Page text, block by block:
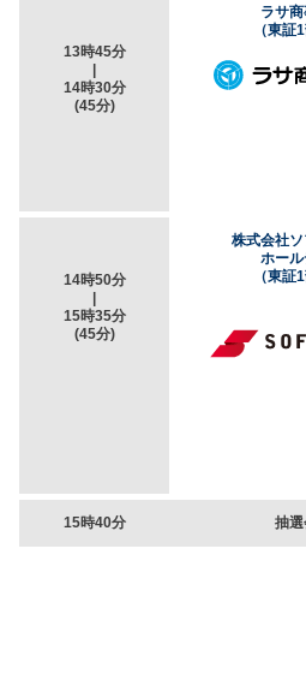
13時45分
14時30分
(45分)
ラサ
（東
14時50分
15時35分
(45分)
株式会社
ホー
（東
15時40分 抽